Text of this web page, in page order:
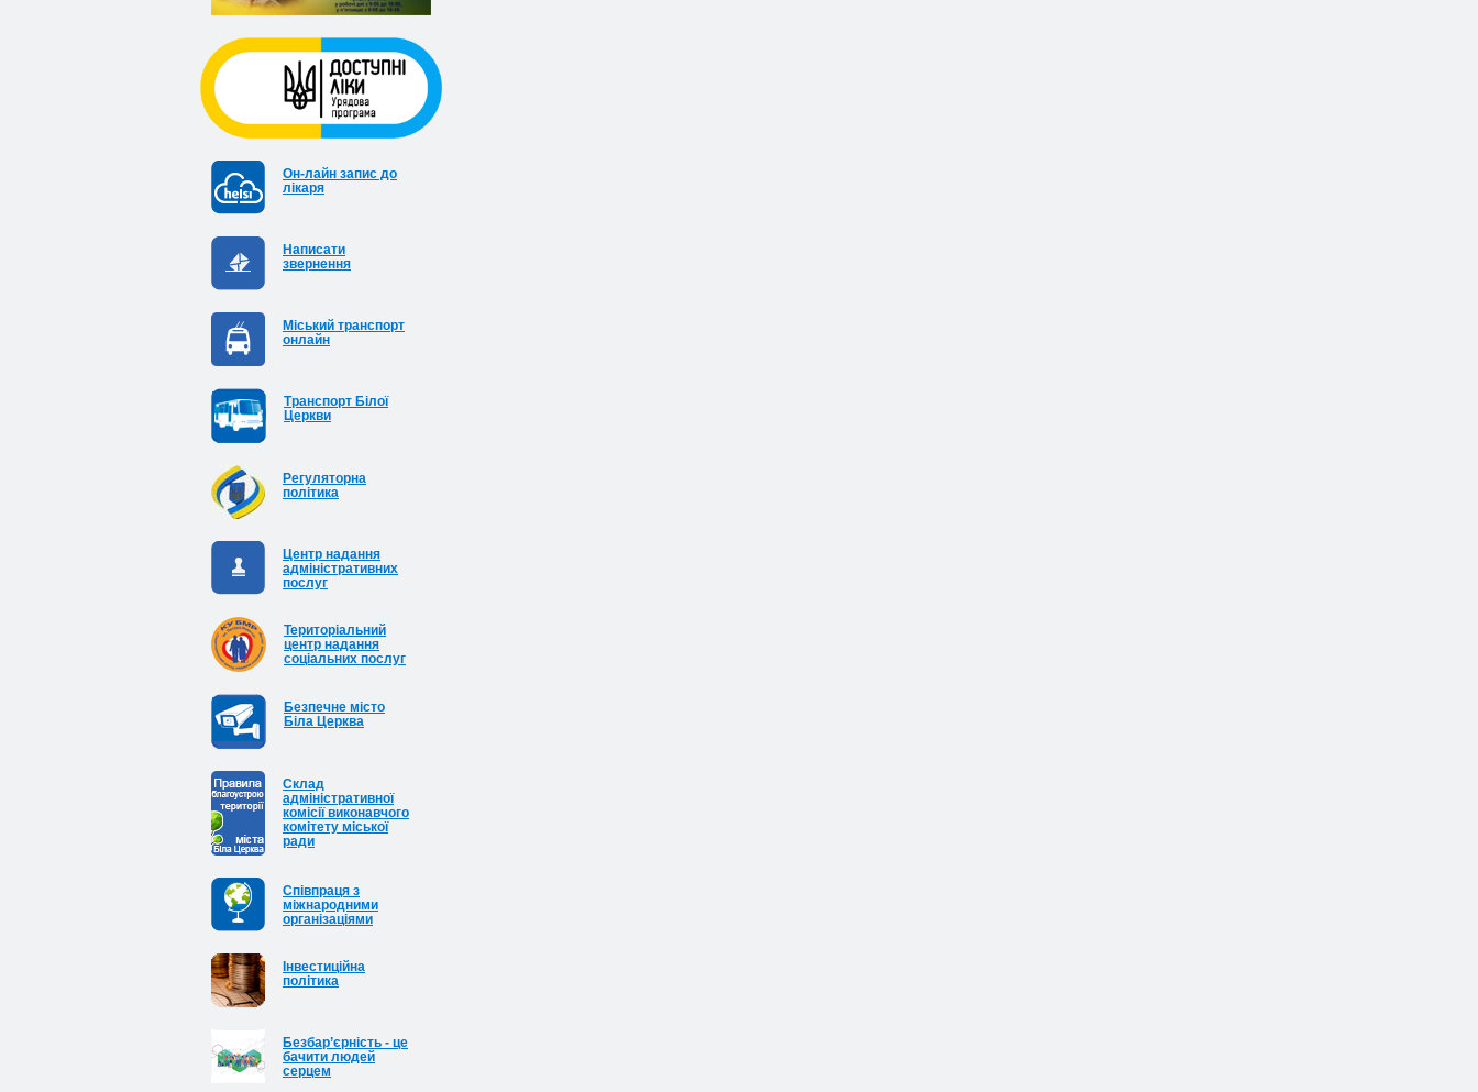
Он-лайн запис до
лікаря
Написати
звернення
Міський транспорт
онлайн
Транспорт Білої
Церкви
Регуляторна
політика
Центр надання
адміністративних
послуг
Територіальний
центр надання
соціальних послуг
Безпечне місто
Біла Церква
Cклад
адміністративної
комісії виконавчого
комітету міської
ради
Співпраця з
міжнародними
організаціями
Інвестиційна
політика
Безбар’єрність - це
бачити людей
серцем